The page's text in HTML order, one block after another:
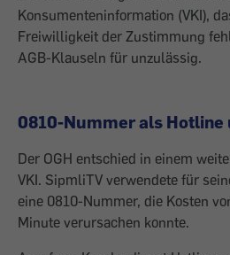
Konsumenteninformation (VKI),
Freiwilligkeit der Zustimmung
AGB-Klauseln für unzulässig.
0810-Nummer als Hotline
Der OGH entschied in einem
VKI. SipmliTV verwendete für
eine 0810-Nummer, die Kosten
Minute verursachen konnte.